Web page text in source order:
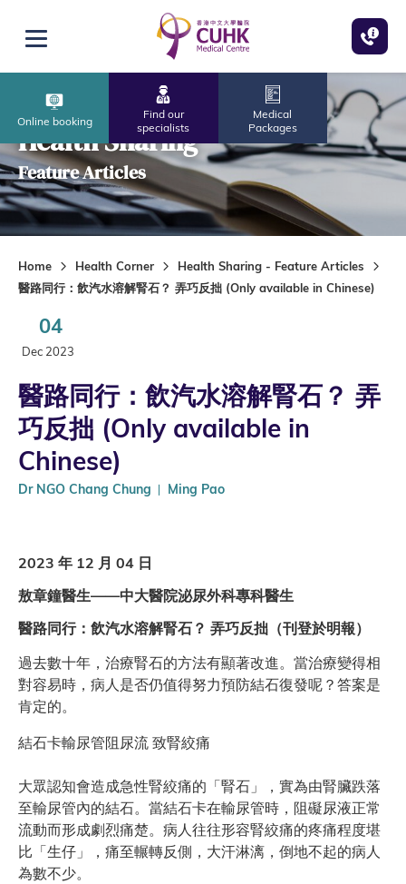
Open menu
Online booking
Find our
specialists
Medical
Packages
Health Sharing
Feature Articles
Home Health Corner
Health Sharing - Feature Articles
醫路同行：飲汽水溶解腎石？ 弄巧反拙 (Only available in Chinese)
04
Dec 2023
醫路同行：飲汽水溶解腎石？ 弄
巧反拙 (Only available in
Chinese)
Dr NGO Chang Chung Ming Pao
2023 年 12 月 04 日
敖章鐘醫生——中大醫院泌尿外科專科醫生
醫路同行：飲汽水溶解腎石？ 弄巧反拙（刊登於明報）
過去數十年，治療腎石的方法有顯著改進。當治療變得相
對容易時，病人是否仍值得努力預防結石復發呢？答案是
肯定的。
結石卡輸尿管阻尿流 致腎絞痛
大眾認知會造成急性腎絞痛的「腎石」，實為由腎臟跌落
至輸尿管內的結石。當結石卡在輸尿管時，阻礙尿液正常
流動而形成劇烈痛楚。病人往往形容腎絞痛的疼痛程度堪
比「生仔」，痛至輾轉反側，大汗淋漓，倒地不起的病人
為數不少。